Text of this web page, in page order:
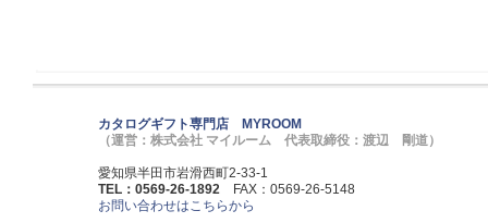
カタログギフト専門店 MYROOM
（運営：株式会社 マイルーム 代表取締役：渡辺 剛道）
愛知県半田市岩滑西町2-33-1
TEL：0569-26-1892 FAX：0569-26-5148
お問い合わせはこちらから